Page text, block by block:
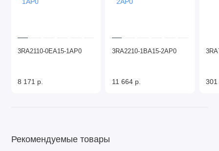
3RA2110-0EA15-1AP0
8 171 р.
3RA2210-1BA15-2AP0
11 664 р. 301
Рекомендуемые товары